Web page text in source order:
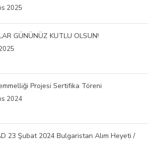
2025
GÜNÜNÜZ KUTLU OLSUN!
Projesi Sertifika Töreni
2024
23 Şubat 2024 Bulgaristan Alım Heyeti /